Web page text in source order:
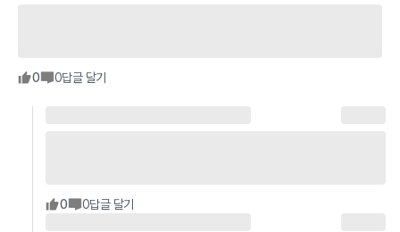
0 0답글 달기
0 0답글 달기